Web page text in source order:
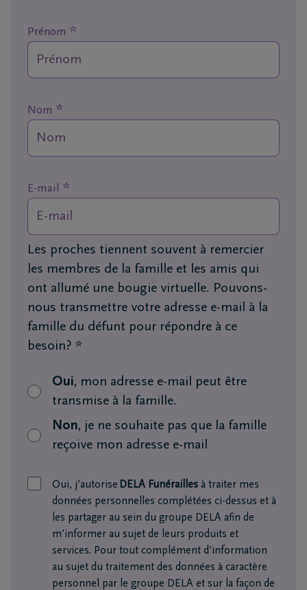
décès
Nos
funéraires
Questions
posées
Nous
sommes
là pour
+32
81
45
Prénom *
Nom *
E-mail *
Les proches tiennent souvent à remercier
les membres de la famille et les amis qui
ont allumé une bougie virtuelle. Pouvons-
nous transmettre votre adresse e-mail à la
famille du défunt pour répondre à ce
besoin? *
Oui, mon adresse e-mail peut être
transmise à la famille.
Non, je ne souhaite pas que la famille
reçoive mon adresse e-mail
Oui, j’autorise DELA Funérailles à traiter mes
données personnelles complétées ci-dessus et à
les partager au sein du groupe DELA afin de
m’informer au sujet de leurs produits et
services. Pour tout complément d’information
au sujet du traitement des données à caractère
personnel par le groupe DELA et sur la façon de